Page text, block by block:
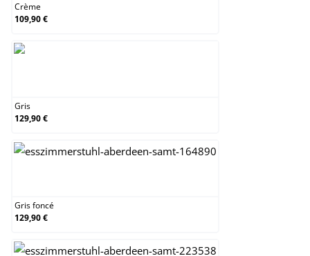
Crème
109,90 €
Gris
129,90 €
Gris foncé
129,90 €